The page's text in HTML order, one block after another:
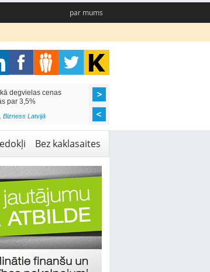
par mums
degvielas cenas
par 3,5%
Bizness Latvijā
Bez kaklasaites